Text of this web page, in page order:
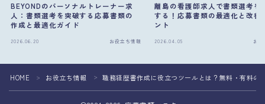
BEYONDのパーソナルトレーナー求
人：書類選考を突破する応募書類の
作成と最適化ガイド
2026.06.20 お役立ち情報
離島の看護師求人で書類選考を
する！応募書類の最適化と改善
ント
2026.04.05 お
HOME ＞ お役立ち情報 ＞ 職務経歴書作成に役立つツールとは？無料・有料の